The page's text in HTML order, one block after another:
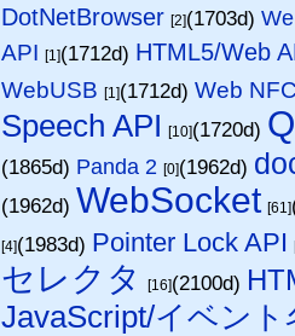
DotNetBrowser [2](1703d)
API [1](1712d) HTML5/Web
WebUSB [1](1712d)Web
Speech API [10](1720d)
(1865d) Panda 2 [0](1962d)
(1962d) WebSocket [61]
[4](1983d) Pointer Lock API
セレクタ [16](2100d)
JavaScript/イベント